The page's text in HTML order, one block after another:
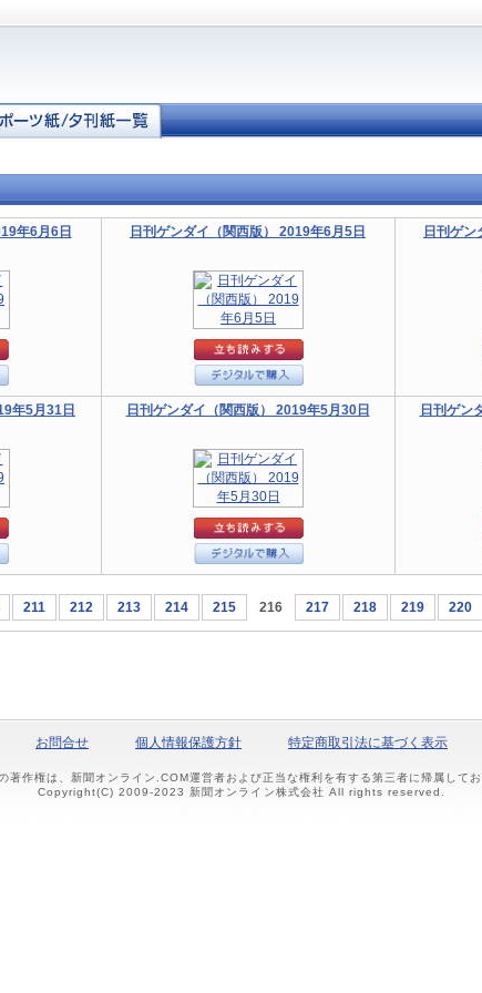
年6月6日 日刊ゲンダイ（関西版） 2019年6月5日 日刊ゲン
年5月31日 日刊ゲンダイ（関西版） 2019年5月30日 日刊ゲン
211 212 213 214 215 216 217 218 219 220
お問合せ 個人情報保護方針 特定商取引法に基づく表示
作権は、新聞オンライン.COM運営者および正当な権利を有する第三者に帰属して
Copyright(C) 2009-2023 新聞オンライン株式会社 All rights reserved.